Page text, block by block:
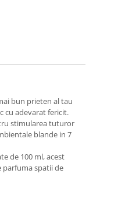
bun prieten al tau
cu adevarat fericit.
stimularea tuturor
blande in 7
de 100 ml, acest
parfuma spatii de